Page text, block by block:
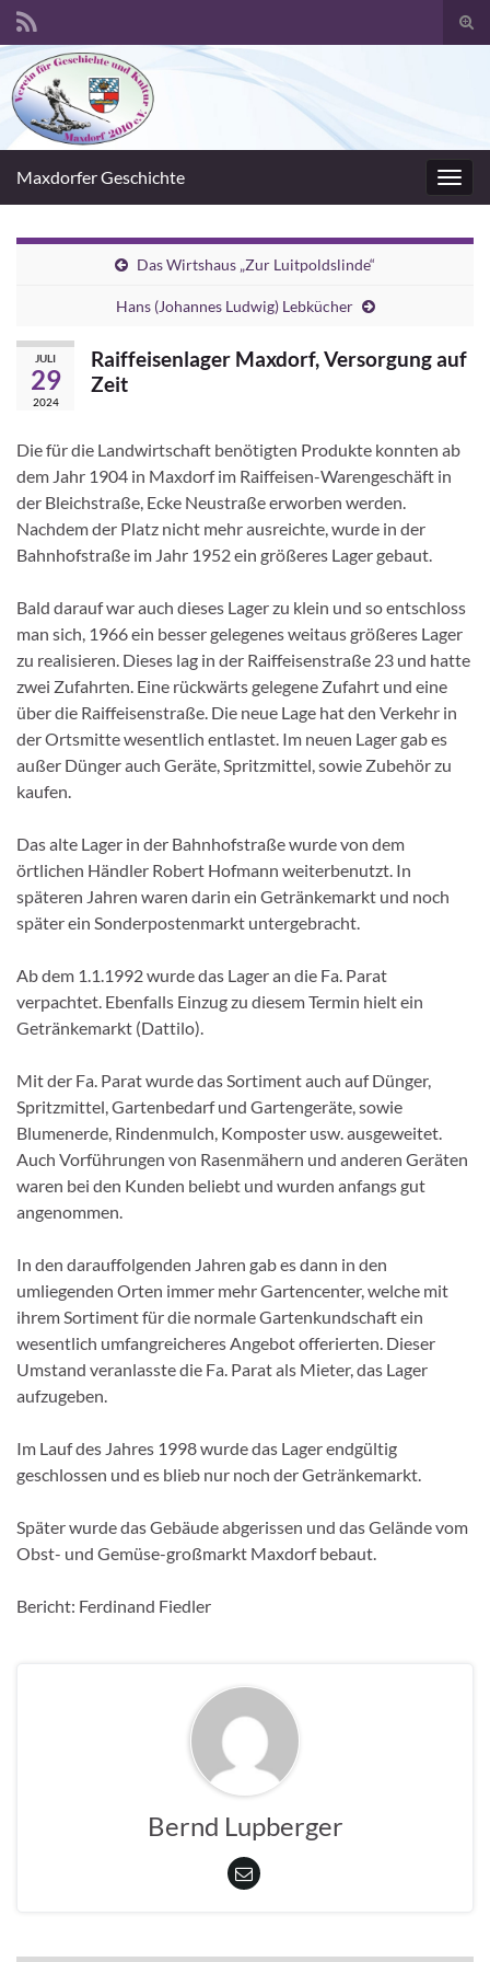
Search for:
Maxdorfer Geschichte
Das Wirtshaus „Zur Luitpoldslinde“
Hans (Johannes Ludwig) Lebkücher
JULI
29
2024
Raiffeisenlager Maxdorf, Versorgung auf
Zeit
Die für die Landwirtschaft benötigten Produkte konnten ab
dem Jahr 1904 in Maxdorf im Raiffeisen-Warengeschäft in
der Bleichstraße, Ecke Neustraße erworben werden.
Nachdem der Platz nicht mehr ausreichte, wurde in der
Bahnhofstraße im Jahr 1952 ein größeres Lager gebaut.
Bald darauf war auch dieses Lager zu klein und so entschloss
man sich, 1966 ein besser gelegenes weitaus größeres Lager
zu realisieren. Dieses lag in der Raiffeisenstraße 23 und hatte
zwei Zufahrten. Eine rückwärts gelegene Zufahrt und eine
über die Raiffeisenstraße. Die neue Lage hat den Verkehr in
der Ortsmitte wesentlich entlastet. Im neuen Lager gab es
außer Dünger auch Geräte, Spritzmittel, sowie Zubehör zu
kaufen.
Das alte Lager in der Bahnhofstraße wurde von dem
örtlichen Händler Robert Hofmann weiterbenutzt. In
späteren Jahren waren darin ein Getränkemarkt und noch
später ein Sonderpostenmarkt untergebracht.
Ab dem 1.1.1992 wurde das Lager an die Fa. Parat
verpachtet. Ebenfalls Einzug zu diesem Termin hielt ein
Getränkemarkt (Dattilo).
Mit der Fa. Parat wurde das Sortiment auch auf Dünger,
Spritzmittel, Gartenbedarf und Gartengeräte, sowie
Blumenerde, Rindenmulch, Komposter usw. ausgeweitet.
Auch Vorführungen von Rasenmähern und anderen Geräten
waren bei den Kunden beliebt und wurden anfangs gut
angenommen.
In den darauffolgenden Jahren gab es dann in den
umliegenden Orten immer mehr Gartencenter, welche mit
ihrem Sortiment für die normale Gartenkundschaft ein
wesentlich umfangreicheres Angebot offerierten. Dieser
Umstand veranlasste die Fa. Parat als Mieter, das Lager
aufzugeben.
Im Lauf des Jahres 1998 wurde das Lager endgültig
geschlossen und es blieb nur noch der Getränkemarkt.
Später wurde das Gebäude abgerissen und das Gelände vom
Obst- und Gemüse-großmarkt Maxdorf bebaut.
Bericht: Ferdinand Fiedler
Bernd Lupberger